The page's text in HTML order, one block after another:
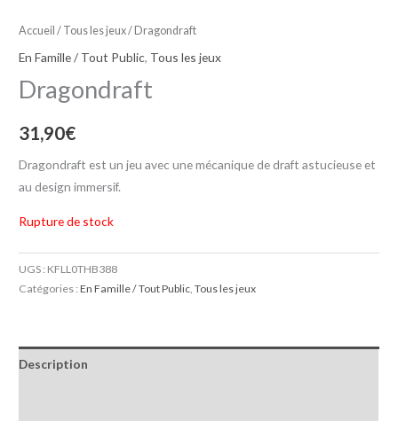
Accueil / Tous les jeux/ Dragondraft
En Famille / Tout Public, Tous les jeux
Dragondraft
31,90€
Dragondraft est un jeu avec une mécanique de draft astucieuse et
au design immersif.
Rupture de stock
UGS : KFLL0THB388
Catégories :En Famille / Tout Public ,Tous les jeux
Description